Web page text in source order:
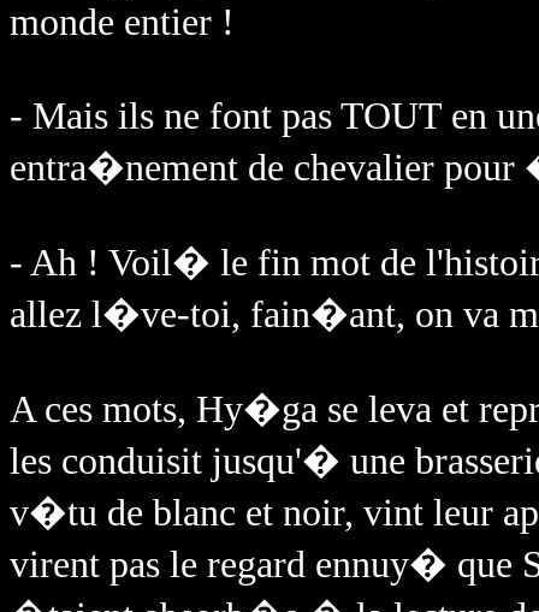
monde entier !
- Mais ils ne font pas TOUT en
entra�nement de chevalier
- Ah ! Voil� le fin mot de
allez l�ve-toi, fain�ant, on va
A ces mots, Hy�ga se leva et
les conduisit jusqu'� une
v�tu de blanc et noir, vint leur
virent pas le regard ennuy� que